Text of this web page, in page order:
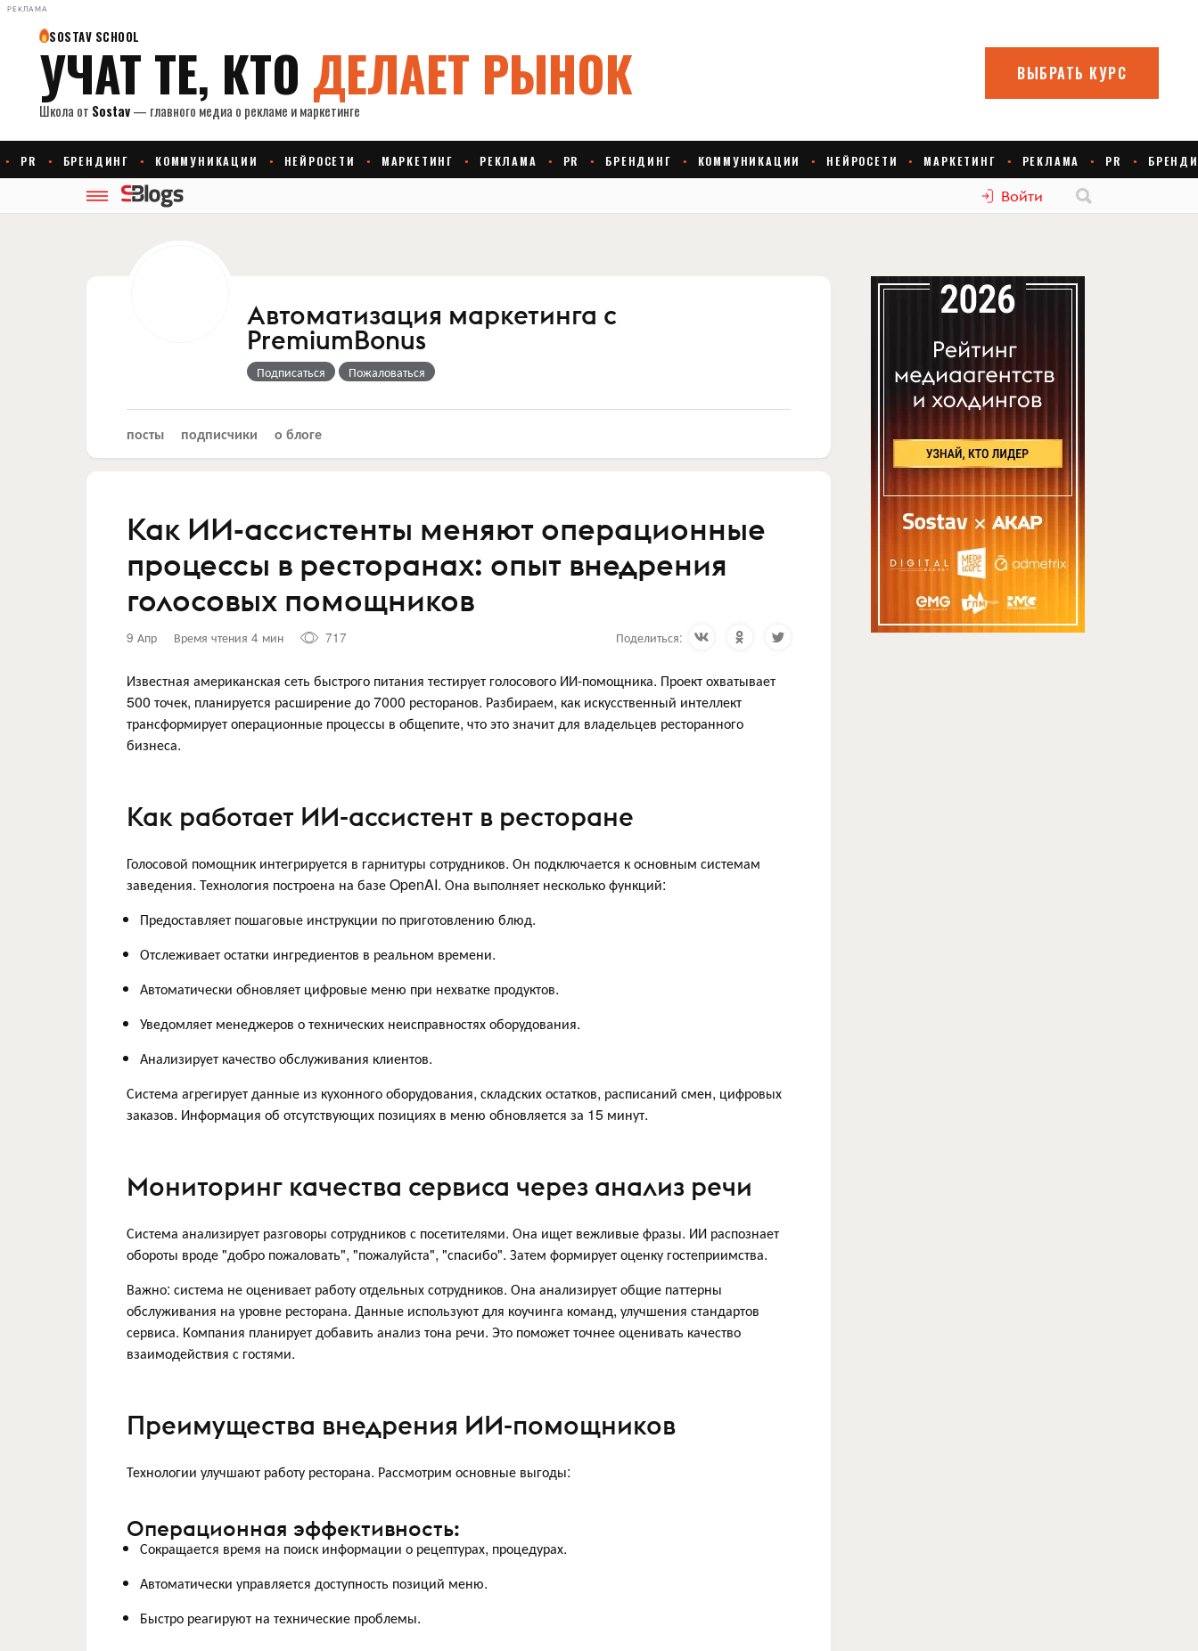
РЕКЛАМА
Войти
Автоматизация маркетинга с
PremiumBonus
Подписаться Пожаловаться
посты подписчики о блоге
Как ИИ-ассистенты меняют операционные
процессы в ресторанах: опыт внедрения
голосовых помощников
9 Апр Время чтения 4 мин 717 Поделиться:
Известная американская сеть быстрого питания тестирует голосового ИИ-помощника. Проект охватывает
500 точек, планируется расширение до 7000 ресторанов. Разбираем, как искусственный интеллект
трансформирует операционные процессы в общепите, что это значит для владельцев ресторанного
бизнеса.
Как работает ИИ-ассистент в ресторане
Голосовой помощник интегрируется в гарнитуры сотрудников. Он подключается к основным системам
заведения. Технология построена на базе OpenAI. Она выполняет несколько функций:
Предоставляет пошаговые инструкции по приготовлению блюд.
Отслеживает остатки ингредиентов в реальном времени.
Автоматически обновляет цифровые меню при нехватке продуктов.
Уведомляет менеджеров о технических неисправностях оборудования.
Анализирует качество обслуживания клиентов.
Система агрегирует данные из кухонного оборудования, складских остатков, расписаний смен, цифровых
заказов. Информация об отсутствующих позициях в меню обновляется за 15 минут.
Мониторинг качества сервиса через анализ речи
Система анализирует разговоры сотрудников с посетителями. Она ищет вежливые фразы. ИИ распознает
обороты вроде "добро пожаловать", "пожалуйста", "спасибо". Затем формирует оценку гостеприимства.
Важно: система не оценивает работу отдельных сотрудников. Она анализирует общие паттерны
обслуживания на уровне ресторана. Данные используют для коучинга команд, улучшения стандартов
сервиса. Компания планирует добавить анализ тона речи. Это поможет точнее оценивать качество
взаимодействия с гостями.
Преимущества внедрения ИИ-помощников
Технологии улучшают работу ресторана. Рассмотрим основные выгоды:
Операционная эффективность:
Сокращается время на поиск информации о рецептурах, процедурах.
Автоматически управляется доступность позиций меню.
Быстро реагируют на технические проблемы.